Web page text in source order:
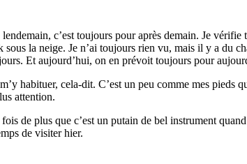
c’est toujours pour après demain. Je vérifie
la neige. Je n’ai toujours rien vu, mais il y a du
Et aujourd’hui, on en prévoit toujours pour
habituer, cela-dit. C’est un peu comme mes
attention.
de plus que c’est un putain de bel instrument
de visiter hier.